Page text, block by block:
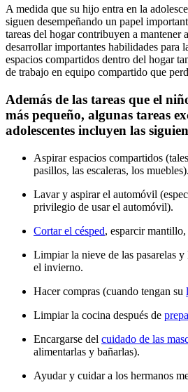
A medida que su hijo entra en la
siguen desempeñando un papel
tareas del hogar contribuyen a mantener
desarrollar importantes habilidades para
espacios compartidos dentro del hogar
de trabajo en equipo compartido que
Además de las tareas que el
más pequeño, algunas tareas
adolescentes incluyen las
Aspirar espacios compartidos
pasillos, las escaleras, los muebles).
Lavar y aspirar el automóvil
privilegio de usar el automóvil).
Cortar el césped, esparcir mantillo,
Limpiar la nieve de las pasarelas y
el invierno.
Hacer compras (cuando tengan su
Limpiar la cocina después de
Encargarse del cuidado de las
alimentarlas y bañarlas).
Ayudar y cuidar a los hermanos